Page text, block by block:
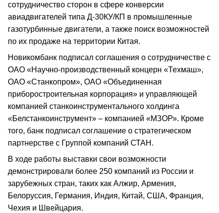
сотрудничество сторон в сфере конверсии
авиадвигателей типа Д-30КУ/КП в промышленные
газотурбинные двигатели, а также поиск возможностей
по их продаже на территории Китая.
Новикомбанк подписал соглашения о сотрудничестве с
ОАО «Научно-производственный концерн «Техмаш»,
ОАО «Станкопром», ОАО «Объединенная
приборостроительная корпорация» и управляющей
компанией станкоинструментального холдинга
«Белстанкоинструмент» – компанией «МЗОР». Кроме
того, банк подписал соглашение о стратегическом
партнерстве с Группой компаний СТАН.
В ходе работы выставки свои возможности
демонстрировали более 250 компаний из России и
зарубежных стран, таких как Алжир, Армения,
Белоруссия, Германия, Индия, Китай, США, Франция,
Чехия и Швейцария.